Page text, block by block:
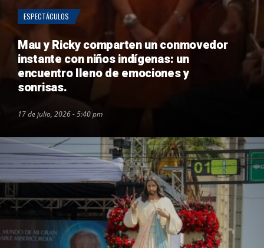
ESPECTÁCULOS
Mau y Ricky comparten un conmovedor
instante con niños indígenas: un
encuentro lleno de emociones y
sonrisas.
17 de julio, 2026 - 5:40 pm